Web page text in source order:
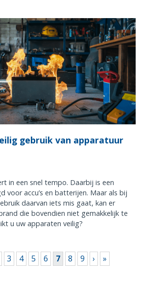
gebruik van apparatuur
in een snel tempo. Daarbij is een
voor accu’s en batterijen. Maar als bij
daarvan iets mis gaat, kan er
die bovendien niet gemakkelijk te
u uw apparaten veilig?
3 4 5 6 7 8 9 › »